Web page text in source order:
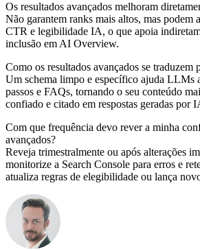
Os resultados avançados melhoram
Não garantem ranks mais altos, mas podem
CTR e legibilidade IA, o que apoia
inclusão em AI Overview.
Como os resultados avançados se traduzem
Um schema limpo e específico ajuda LLMs
passos e FAQs, tornando o seu conteúdo
confiado e citado em respostas geradas por
Com que frequência devo rever a minha
avançados?
Reveja trimestralmente ou após alterações
monitorize a Search Console para erros e
atualiza regras de elegibilidade ou lança